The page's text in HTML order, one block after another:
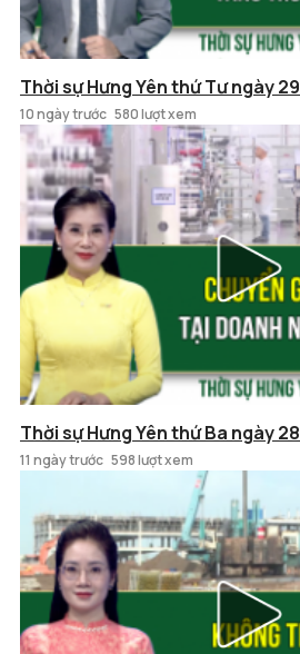
Thời sự Hưng Yên thứ Tư ngày
10 ngày trước 580 lượt xem
Thời sự Hưng Yên thứ Ba ngày
11 ngày trước 598 lượt xem